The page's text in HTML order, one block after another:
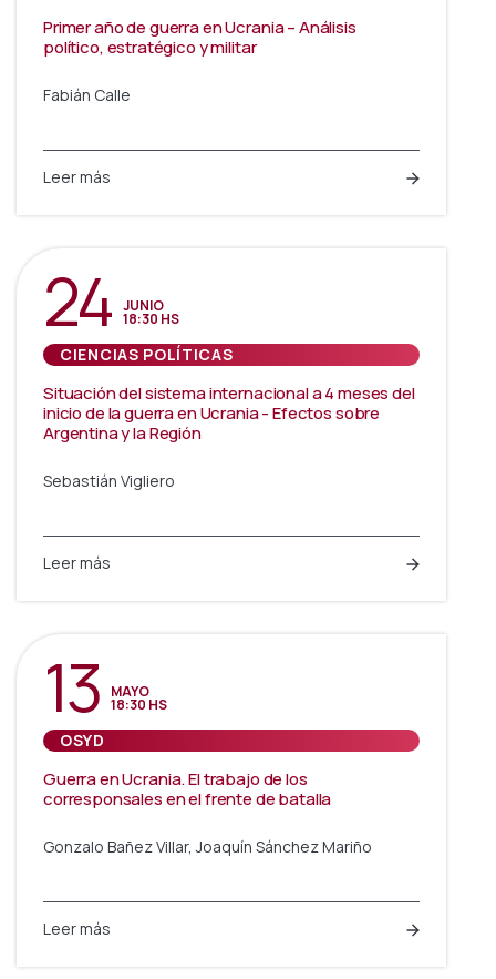
Primer año de guerra en Ucrania – Análisis
político, estratégico y militar
Fabián Calle
Leer más
24 JUNIO
18:30 HS
CIENCIAS POLÍTICAS
Situación del sistema internacional a 4 meses del
inicio de la guerra en Ucrania - Efectos sobre
Argentina y la Región
Sebastián Vigliero
Leer más
13 MAYO
18:30 HS
OSYD
Guerra en Ucrania. El trabajo de los
corresponsales en el frente de batalla
Gonzalo Bañez Villar, Joaquín Sánchez Mariño
Leer más